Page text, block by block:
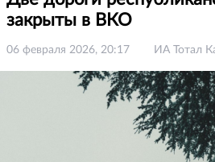
закрыты в ВКО
06 февраля 2026, 20:17 ИА Тотал